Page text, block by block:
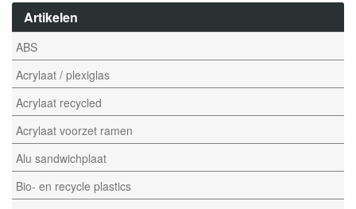
Artikelen
ABS
Acrylaat / plexiglas
Acrylaat recycled
Acrylaat voorzet ramen
Alu sandwichplaat
Bio- en recycle plastics